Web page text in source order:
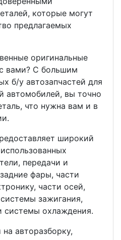
которые могут
предлагаемых
оригинальные
вами? С большим
б/у автозапчастей для
автомобилей, вы точно
что нужна вам и в
широкий
передачи и
фары, части
части осей,
зажигания,
системы охлаждения.
авторазборку,